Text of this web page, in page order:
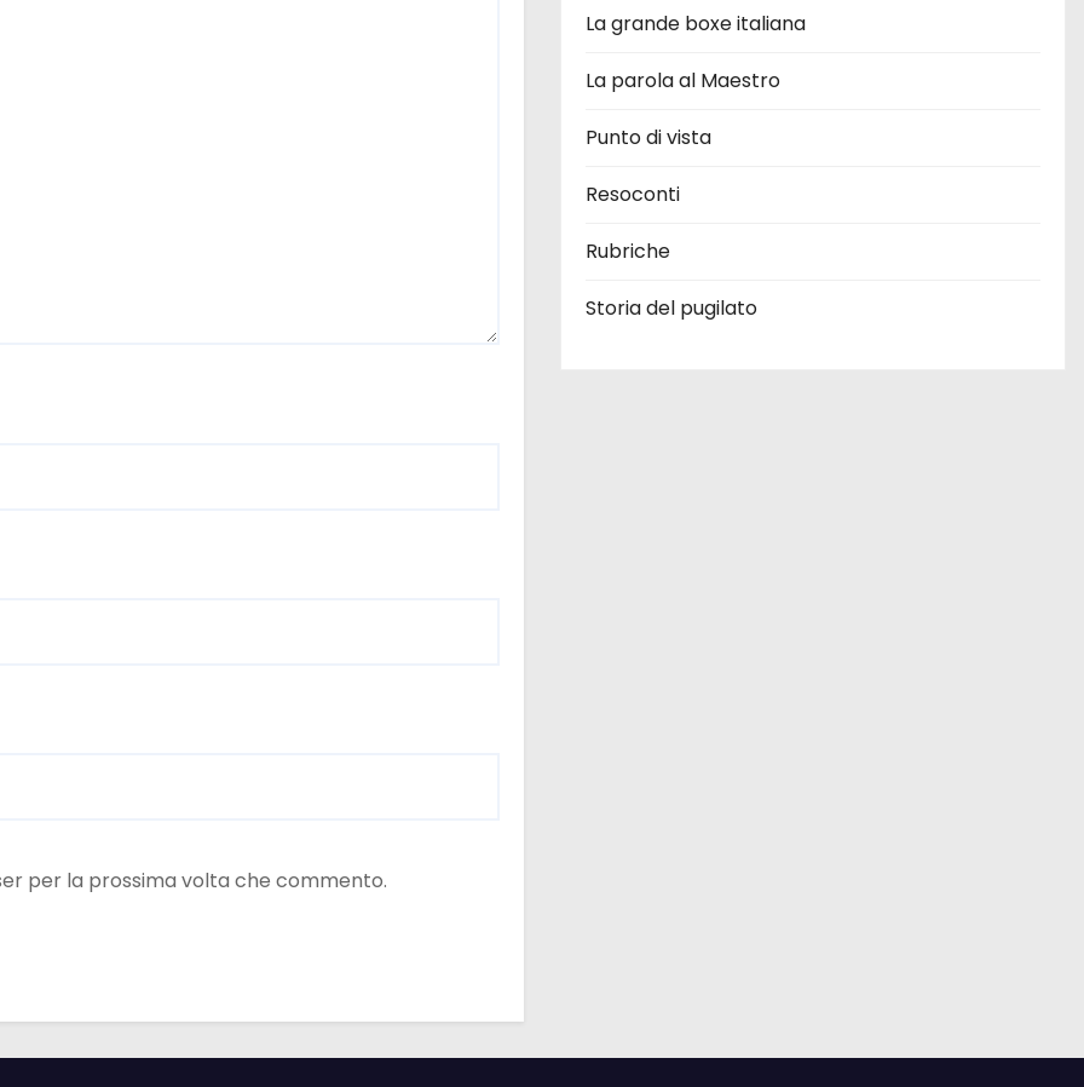
per la prossima volta che commento.
La grande boxe italiana
La parola al Maestro
Punto di vista
Resoconti
Rubriche
Storia del pugilato